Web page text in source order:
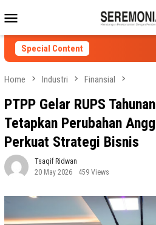
to
contentMenu
Special Content
Home Industri Finansial
PTPP Gelar RUPS
Tetapkan Perubahan
Perkuat Strategi Bisnis
Tsaqif Ridwan
20 May 2026
459 Views